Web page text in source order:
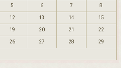
5 6 7 8
12 13 14 15
19 20 21 22
26 27 28 29